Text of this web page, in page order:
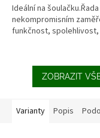
Ideální na
nekompromisním
funkčnost,
ZOBRAZIT
Varianty Popis